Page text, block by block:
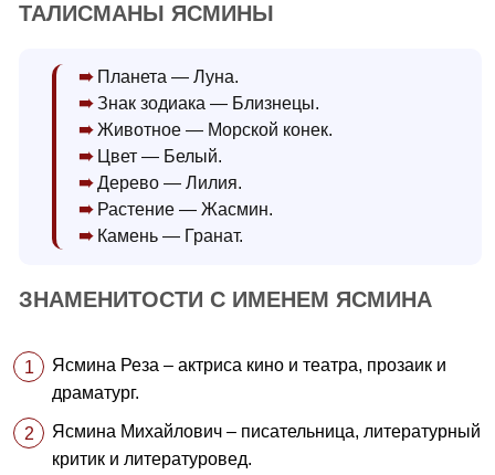
ТАЛИСМАНЫ ЯСМИНЫ
Планета — Луна.
Знак зодиака — Близнецы.
Животное — Морской конек.
Цвет — Белый.
Дерево — Лилия.
Растение — Жасмин.
Камень — Гранат.
ЗНАМЕНИТОСТИ С ИМЕНЕМ ЯСМИНА
Ясмина Реза – актриса кино и театра, прозаик и
драматург.
Ясмина Михайлович – писательница, литературный
критик и литературовед.